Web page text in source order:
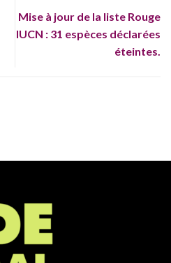
Mise à jour de la liste Rouge
IUCN : 31 espèces déclarées
éteintes.